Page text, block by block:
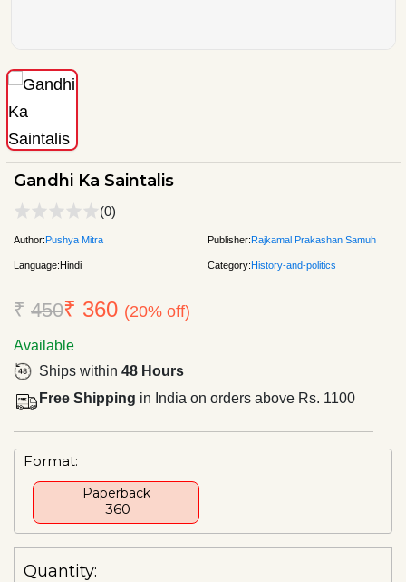
Gandhi Ka Saintalis
(0)
Author:Pushya Mitra Publisher:Rajkamal Prakashan Samuh
Language:Hindi Category:History-and-politics
₹ 450₹ 360 (20% off)
Available
Ships within 48 Hours
Free Shipping in India on orders above Rs. 1100
Format:
Paperback
₹ 360
Quantity: